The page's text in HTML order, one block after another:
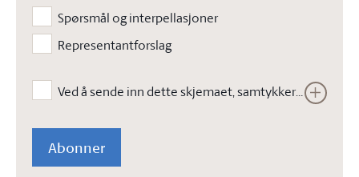
Spørsmål og interpellasjoner
Representantforslag
Ved å sende inn dette skjemaet, samtykker jeg i at Stortinget kan lagre opplysningene jeg har gitt i skjemaet. Opplysningene vil ikke bli brukt til annet enn å kunne gjennomføre den bestilte tjenesten. Les vår
Abonner